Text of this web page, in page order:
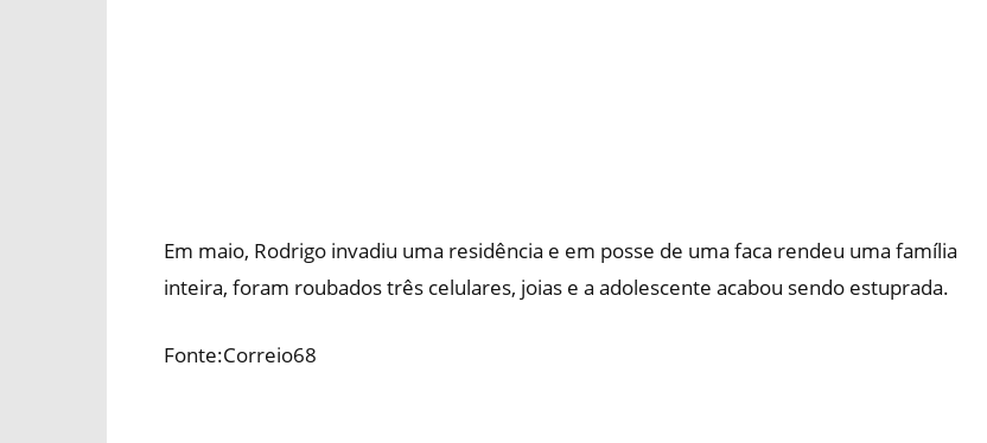
Em maio, Rodrigo invadiu uma residência e em posse de uma faca rendeu uma família
inteira, foram roubados três celulares, joias e a adolescente acabou sendo estuprada.
Fonte:Correio68